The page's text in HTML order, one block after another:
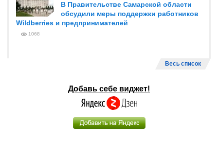
В Правительстве Самарской области
обсудили меры поддержки работников
Wildberries и предпринимателей
1068
Весь список
Добавь себе виджет!